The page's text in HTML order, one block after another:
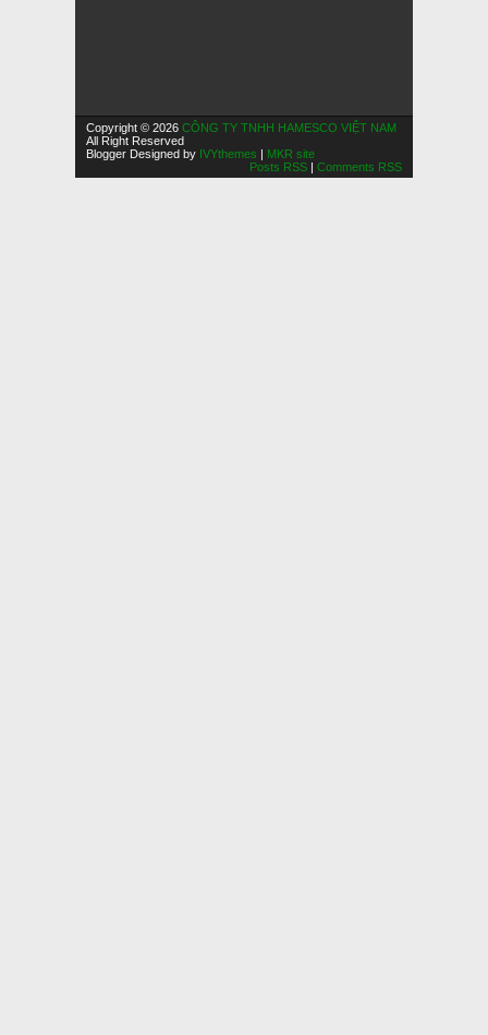
Copyright © 2026 CÔNG TY TNHH HAMESCO VIỆT NAM
All Right Reserved
Blogger Designed by IVYthemes | MKR site
Posts RSS | Comments RSS